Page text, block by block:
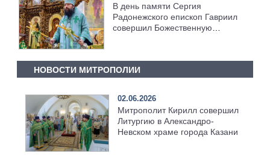
В день памяти Сергия
Радонежского епископ Гавриил
совершил Божественную
НОВОСТИ МИТРОПОЛИИ
02.06.2026
Митрополит Кирилл совершил
Литургию в Александро-
Невском храме города Казани